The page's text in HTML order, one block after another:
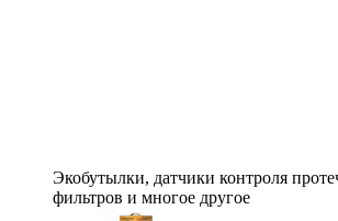
Экобутылки, датчики контроля
фильтров и многое другое